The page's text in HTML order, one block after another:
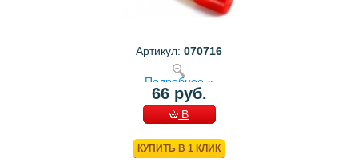
Артикул: 070716
Подробнее »
66 руб.
В
КУПИТЬ В 1 КЛИК